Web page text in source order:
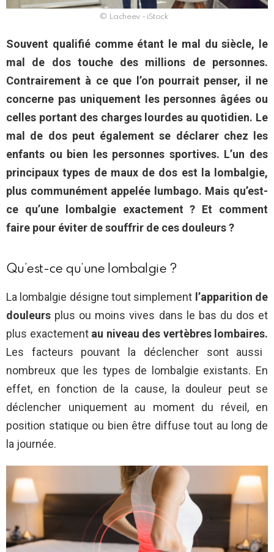
© Lacheev - iStock
Souvent qualifié comme étant le mal du siècle, le
mal de dos touche des millions de personnes.
Contrairement à ce que l’on pourrait penser, il ne
concerne pas uniquement les personnes âgées ou
celles portant des charges lourdes au quotidien. Le
mal de dos peut également se déclarer chez les
enfants ou bien les personnes sportives. L’un des
principaux types de maux de dos est la lombalgie,
plus communément appelée lumbago. Mais qu’est-
ce qu’une lombalgie exactement ? Et comment
faire pour éviter de souffrir de ces douleurs ?
Qu’est-ce qu’une lombalgie ?
La lombalgie désigne tout simplement l’apparition de
douleurs plus ou moins vives dans le bas du dos et
plus exactement au niveau des vertèbres lombaires.
Les facteurs pouvant la déclencher sont aussi
nombreux que les types de lombalgie existants. En
effet, en fonction de la cause, la douleur peut se
déclencher uniquement au moment du réveil, en
position statique ou bien être diffuse tout au long de
la journée.